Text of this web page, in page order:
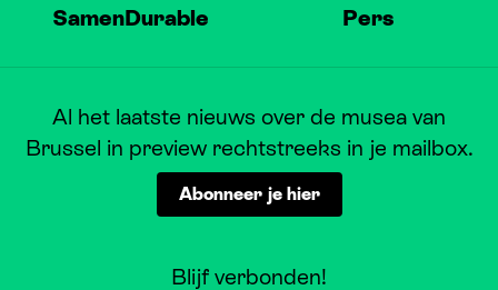
SamenDurable
Pers
Al het laatste nieuws over de musea van
Brussel in preview rechtstreeks in je mailbox.
Abonneer je hier
Blijf verbonden!